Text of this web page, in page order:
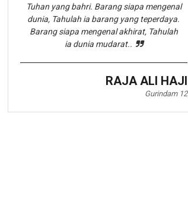
Tuhan yang bahri. Barang siapa mengenal
dunia, Tahulah ia barang yang teperdaya.
Barang siapa mengenal akhirat, Tahulah
ia dunia mudarat..
RAJA ALI HAJI
Gurindam 12